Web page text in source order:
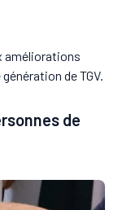
améliorations
de TGV.
de